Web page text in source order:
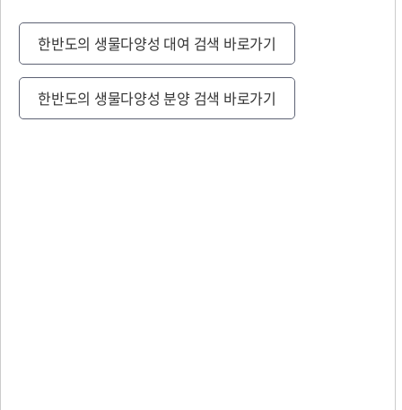
한반도의 생물다양성 대여 검색 바로가기
한반도의 생물다양성 분양 검색 바로가기